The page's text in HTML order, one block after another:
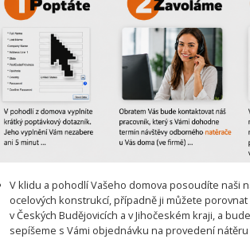
V klidu a pohodlí Vašeho domova posoudíte naši
ocelových konstrukcí, případně ji můžete
v Českých Budějovicích a v Jihočeském kraji, a
sepíšeme s Vámi objednávku na provedení